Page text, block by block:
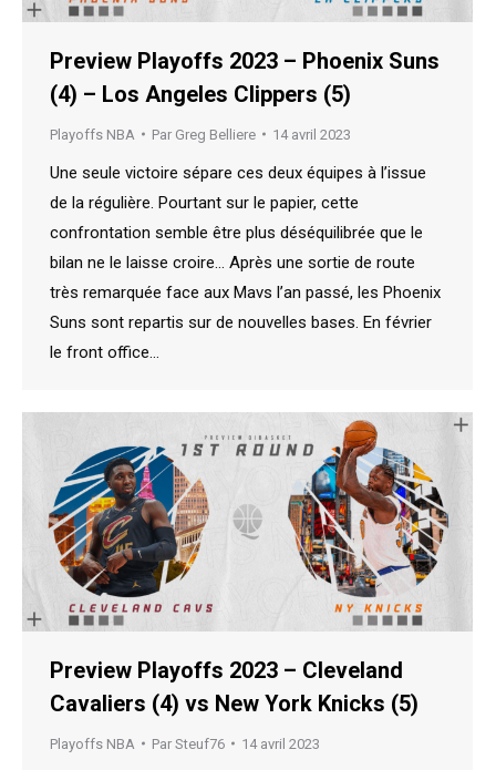
Preview Playoffs 2023 – Phoenix Suns
(4) – Los Angeles Clippers (5)
Playoffs NBA Par Greg Belliere 14 avril 2023
Une seule victoire sépare ces deux équipes à l’issue
de la régulière. Pourtant sur le papier, cette
confrontation semble être plus déséquilibrée que le
bilan ne le laisse croire… Après une sortie de route
très remarquée face aux Mavs l’an passé, les Phoenix
Suns sont repartis sur de nouvelles bases. En février
le front office…
Preview Playoffs 2023 – Cleveland
Cavaliers (4) vs New York Knicks (5)
Playoffs NBA Par Steuf76 14 avril 2023